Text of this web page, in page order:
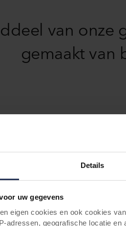
Details
uw gegevens
eigen cookies en ook cookies
adressen, geografische locatie
van onze
gemaakt van
grondstoffen
duurzame materialen onze